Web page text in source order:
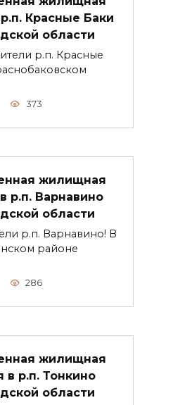
Красные Баки
области
р.п. Красные
373
жилищная
р.п. Варнавино
области
р.п. Варнавино! В
районе
286
жилищная
в р.п. Тонкино
области